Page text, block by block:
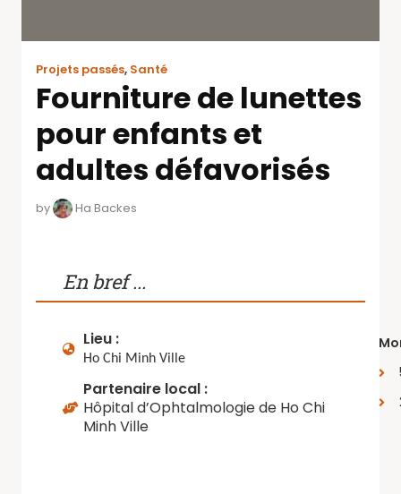
Projets passés, Santé
Fourniture de lunettes
pour enfants et
adultes défavorisés
by Ha Backes
En bref ...
Lieu :
Ho Chi Minh Ville
Partenaire local :
Hôpital d’Ophtalmologie de Ho Chi
Minh Ville